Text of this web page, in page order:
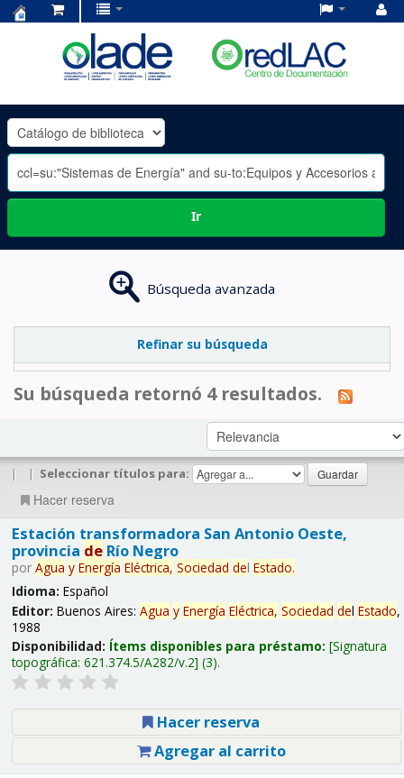
OLADE
-
Ir
Búsqueda avanzada
Refinar su búsqueda
Su búsqueda retornó 4 resultados.
| | Seleccionar títulos para:
Hacer reserva
Estación transformadora San Antonio Oeste,
provincia deRío Negro
por Agua y Energía Eléctrica, Sociedad del Estado.
Idioma: Español
Editor: Buenos Aires: Agua y Energía Eléctrica, Sociedad del Estado,
1988
Disponibilidad: Ítems disponibles para préstamo: Signatura
topográfica: 621.374.5/A282/v.2 (3).
Hacer reserva
Agregar al carrito